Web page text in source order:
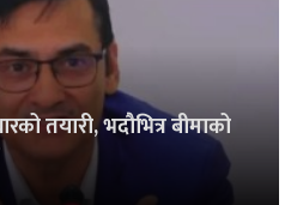
तयारी, भदौभित्र बीमाको